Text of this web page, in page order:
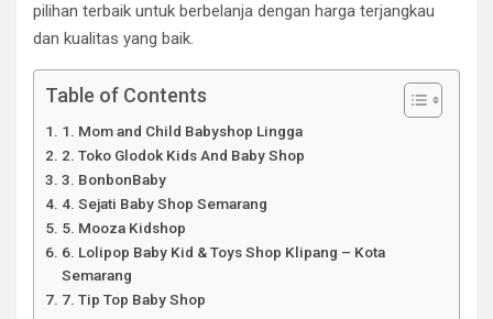
pilihan terbaik untuk berbelanja dengan harga terjangkau
dan kualitas yang baik.
Table of Contents
1. Mom and Child Babyshop Lingga
2. Toko Glodok Kids And Baby Shop
3. BonbonBaby
4. Sejati Baby Shop Semarang
5. Mooza Kidshop
6. Lolipop Baby Kid & Toys Shop Klipang – Kota
Semarang
7. Tip Top Baby Shop